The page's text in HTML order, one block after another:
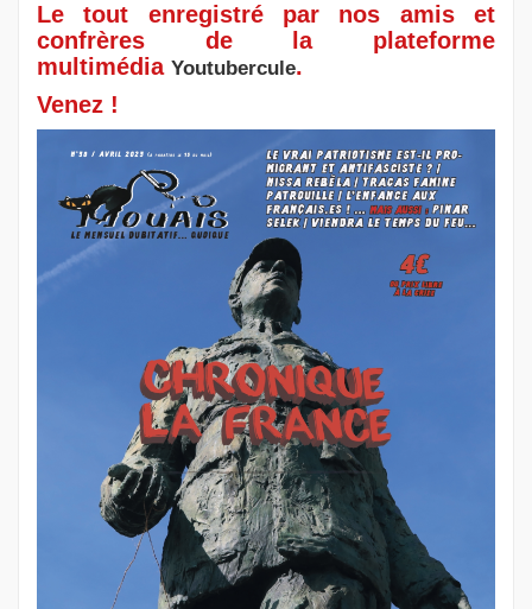
Le tout enregistré par nos amis et
confrères de la plateforme
multimédia Youtubercule.
Venez !